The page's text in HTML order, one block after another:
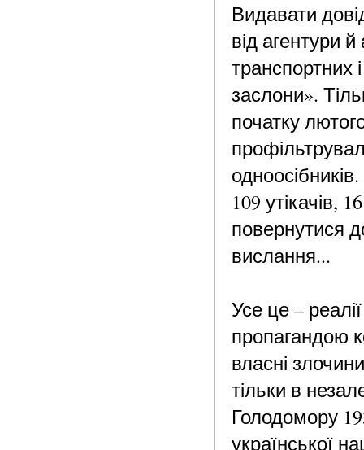
Видавати
від агентури
транспортних
заслони».
початку
109 утікачів,
повернутися
вислання...
Усе це –
пропагандою
власні
тільки в
Голодомору
української